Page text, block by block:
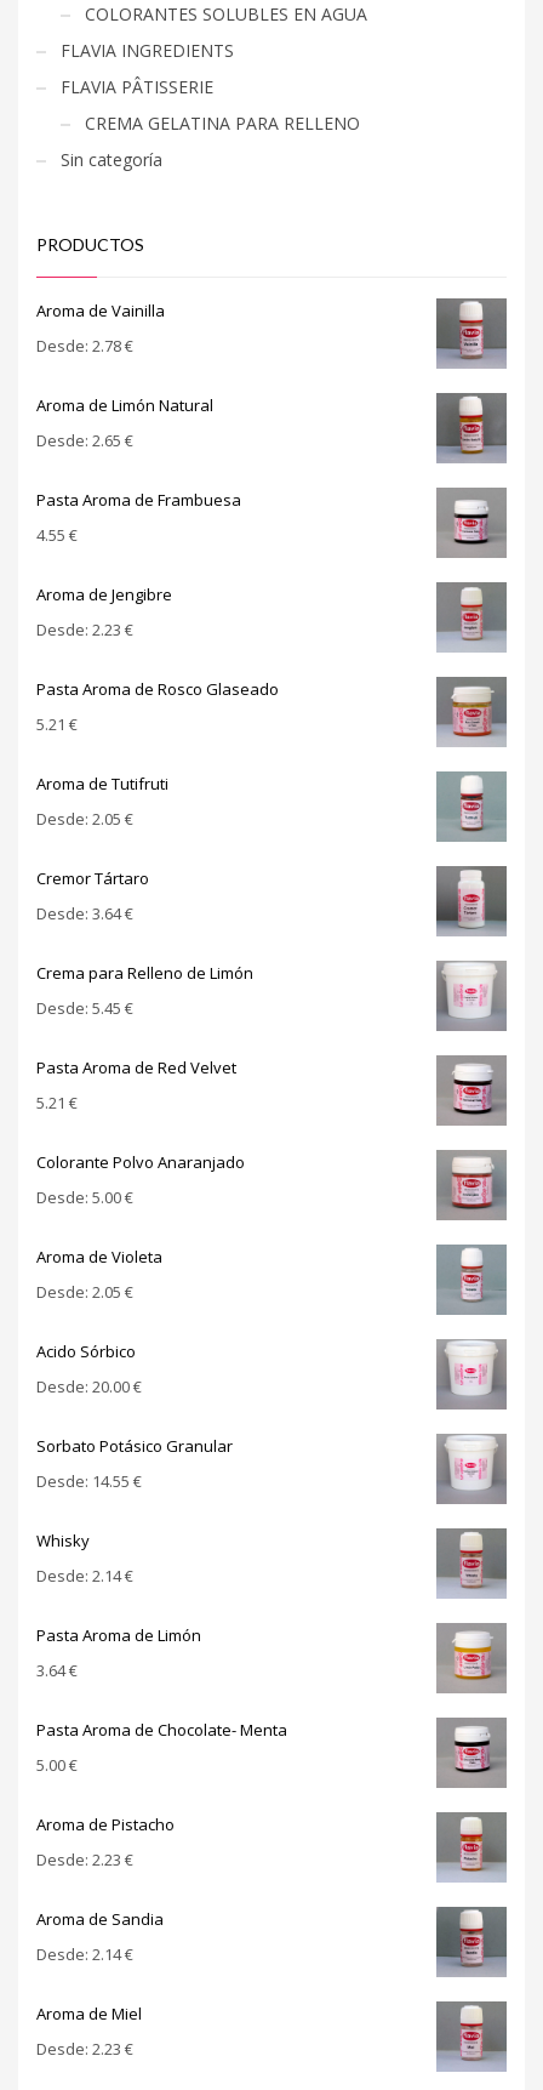
COLORANTES SOLUBLES EN AGUA
FLAVIA INGREDIENTS
FLAVIA PÂTISSERIE
CREMA GELATINA PARA RELLENO
Sin categoría
PRODUCTOS
Aroma de Vainilla
Desde: 2.78€
Aroma de Limón Natural
Desde: 2.65 €
Pasta Aroma de Frambuesa
4.55 €
Aroma de Jengibre
Desde: 2.23 €
Pasta Aroma de Rosco Glaseado
5.21 €
Aroma de Tutifruti
Desde: 2.05 €
Cremor Tártaro
Desde: 3.64€
Crema para Relleno de Limón
Desde: 5.45 €
Pasta Aroma de Red Velvet
5.21 €
Colorante Polvo Anaranjado
Desde: 5.00€
Aroma de Violeta
Desde: 2.05 €
Acido Sórbico
Desde: 20.00€
Sorbato Potásico Granular
Desde: 14.55 €
Whisky
Desde: 2.14€
Pasta Aroma de Limón
3.64€
Pasta Aroma de Chocolate- Menta
5.00€
Aroma de Pistacho
Desde: 2.23 €
Aroma de Sandia
Desde: 2.14€
Aroma de Miel
Desde: 2.23 €